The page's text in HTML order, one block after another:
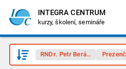
INTEGRA CENTRUM
kurzy, školení, semináře
RNDr. Petr Beránek